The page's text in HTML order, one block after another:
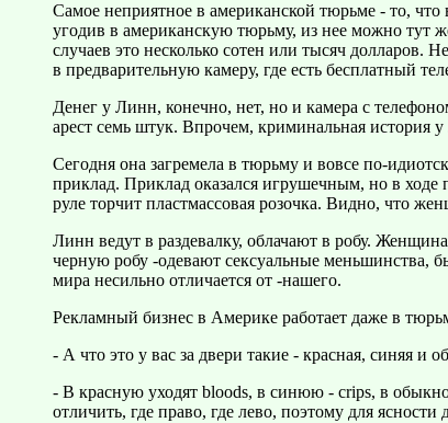
Самое неприятное в американской тюрьме - то,
угодив в американскую тюрьму, из нее можно тут
случаев это несколько сотен или тысяч долларов.
в предварительную камеру, где есть бесплатный
Денег у Линн, конечно, нет, но и камера с
арест семь штук. Впрочем, криминальная история
Сегодня она загремела в тюрьму и вовсе по-
приклад. Приклад оказался игрушечным, но в ходе
руле торчит пластмассовая розочка. Видно, что
Линн ведут в раздевалку, облачают в робу.
черную робу -одевают сексуальные меньшинства,
мира несильно отличается от -нашего.
Рекламный бизнес в Америке работает даже в
- А что это у вас за двери такие - красная, синяя и
- В красную уходят bloods, в синюю - crips, в
отличить, где право, где лево, поэтому для